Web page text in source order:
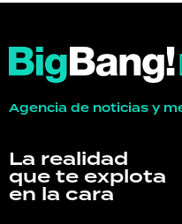
Agencia de noticias y
La realidad
que te explota
en la cara